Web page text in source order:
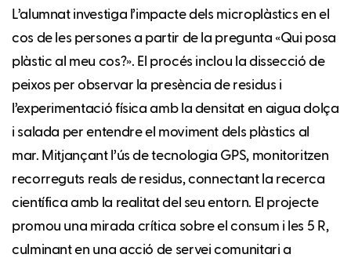
L’alumnat investiga l’impacte dels microplàstics en el
cos de les persones a partir de la pregunta «Qui posa
plàstic al meu cos?». El procés inclou la dissecció de
peixos per observar la presència de residus i
l’experimentació física amb la densitat en aigua dolça
i salada per entendre el moviment dels plàstics al
mar. Mitjançant l’ús de tecnologia GPS, monitoritzen
recorreguts reals de residus, connectant la recerca
científica amb la realitat del seu entorn. El projecte
promou una mirada crítica sobre el consum i les 5 R,
culminant en una acció de servei comunitari a